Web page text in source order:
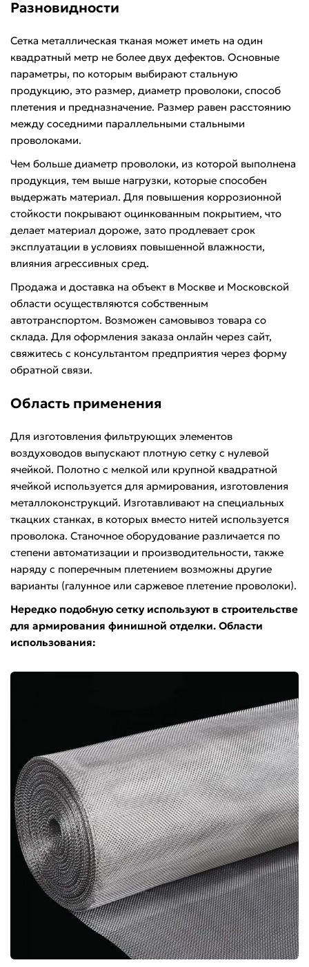
Разновидности
Сетка металлическая тканая может иметь на один
квадратный метр не более двух дефектов. Основные
параметры, по которым выбирают стальную
продукцию, это размер, диаметр проволоки, способ
плетения и предназначение. Размер равен расстоянию
между соседними параллельными стальными
проволоками.
Чем больше диаметр проволоки, из которой выполнена
продукция, тем выше нагрузки, которые способен
выдержать материал. Для повышения коррозионной
стойкости покрывают оцинкованным покрытием, что
делает материал дороже, зато продлевает срок
эксплуатации в условиях повышенной влажности,
влияния агрессивных сред.
Продажа и доставка на объект в Москве и Московской
области осуществляются собственным
автотранспортом. Возможен самовывоз товара со
склада. Для оформления заказа онлайн через сайт,
свяжитесь с консультантом предприятия через форму
обратной связи.
Область применения
Для изготовления фильтрующих элементов
воздуховодов выпускают плотную сетку с нулевой
ячейкой. Полотно с мелкой или крупной квадратной
ячейкой используется для армирования, изготовления
металлоконструкций. Изготавливают на специальных
ткацких станках, в которых вместо нитей используется
проволока. Станочное оборудование различается по
степени автоматизации и производительности, также
наряду с поперечным плетением возможны другие
варианты (галунное или саржевое плетение проволоки).
Нередко подобную сетку используют в строительстве
для армирования финишной отделки. Области
использования: